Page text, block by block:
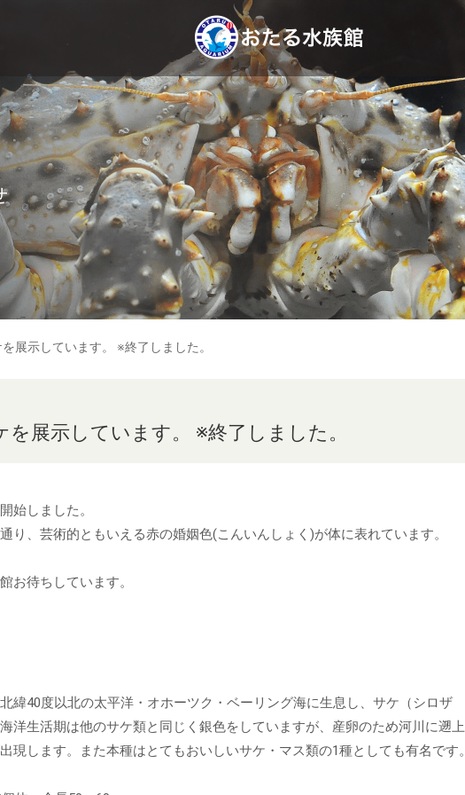
展示しています。 ※終了しました。
展示しています。 ※終了しました。
始しました。
り、芸術的ともいえる赤の婚姻色(こんいんしょく)が体に表れています。
お待ちしています。
緯40度以北の太平洋・オホーツク・ベーリング海に生息し、サケ（シロザ
洋生活期は他のサケ類と同じく銀色をしていますが、産卵のため河川に遡上
現します。また本種はとてもおいしいサケ・マス類の1種としても有名です。